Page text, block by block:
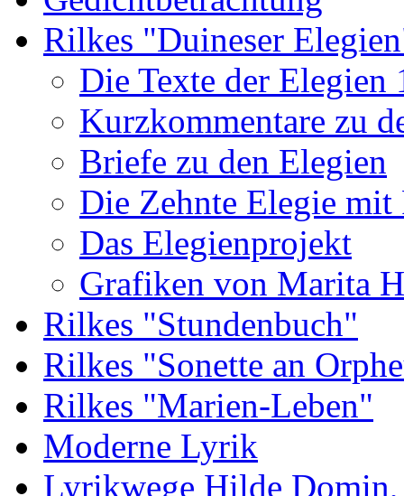
Rilkes "Duineser
Die Texte der Elegien
Kurzkommentare zu
Briefe zu den Elegien
Die Zehnte Elegie
Das Elegienprojekt
Grafiken von Marita
Rilkes "Stundenbuch"
Rilkes "Sonette an
Rilkes "Marien-Leben"
Moderne Lyrik
Lyrikwege Hilde